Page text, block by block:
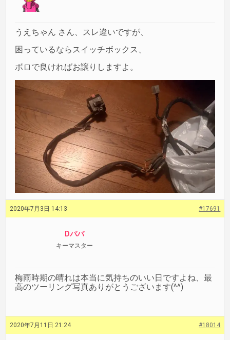
うえちゃん さん、スレ違いですが、
困っているならスイッチボックス、
ボロで良ければお譲りしますよ。
2020年7月3日 14:13 #17691
Dパパ
キーマスター
梅雨時期の晴れは本当に気持ちのいい日ですよね、最
高のツーリング写真ありがとうございます(^^)
2020年7月11日 21:24 #18014